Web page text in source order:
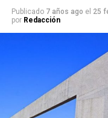
Publicado 7 años ago el 25
por Redacción